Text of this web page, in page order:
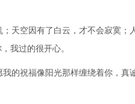
天空因有了白云，才不会寂寞；
我过的很开心。
的祝福像阳光那样缠绕着你，真